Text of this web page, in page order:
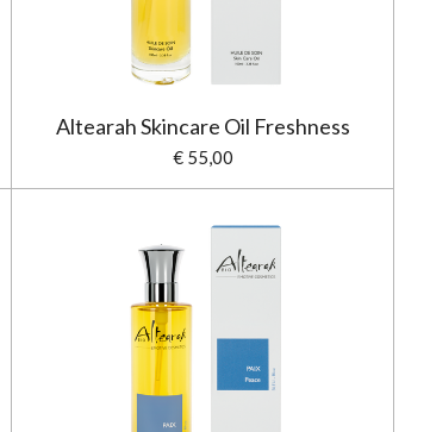
Altearah Skincare Oil Freshness
€ 55,00